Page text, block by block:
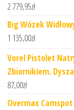
2 779,95zł
Big Wózek
1 135,00zł
Vorel Pistolet
Zbiornikiem.
87,00zł
Overmax